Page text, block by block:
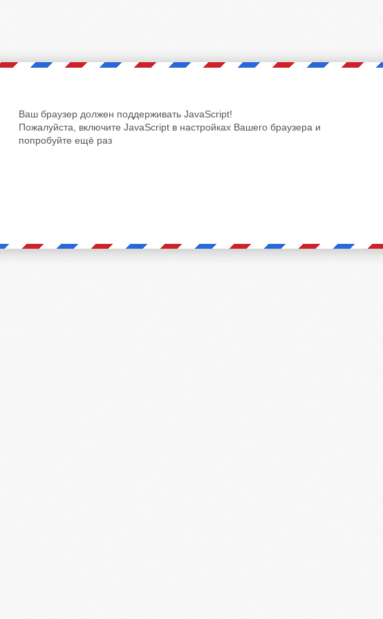
Ваш браузер должен поддерживать JavaScript!
Пожалуйста, включите JavaScript в настройках Вашего браузера и
попробуйте ещё раз